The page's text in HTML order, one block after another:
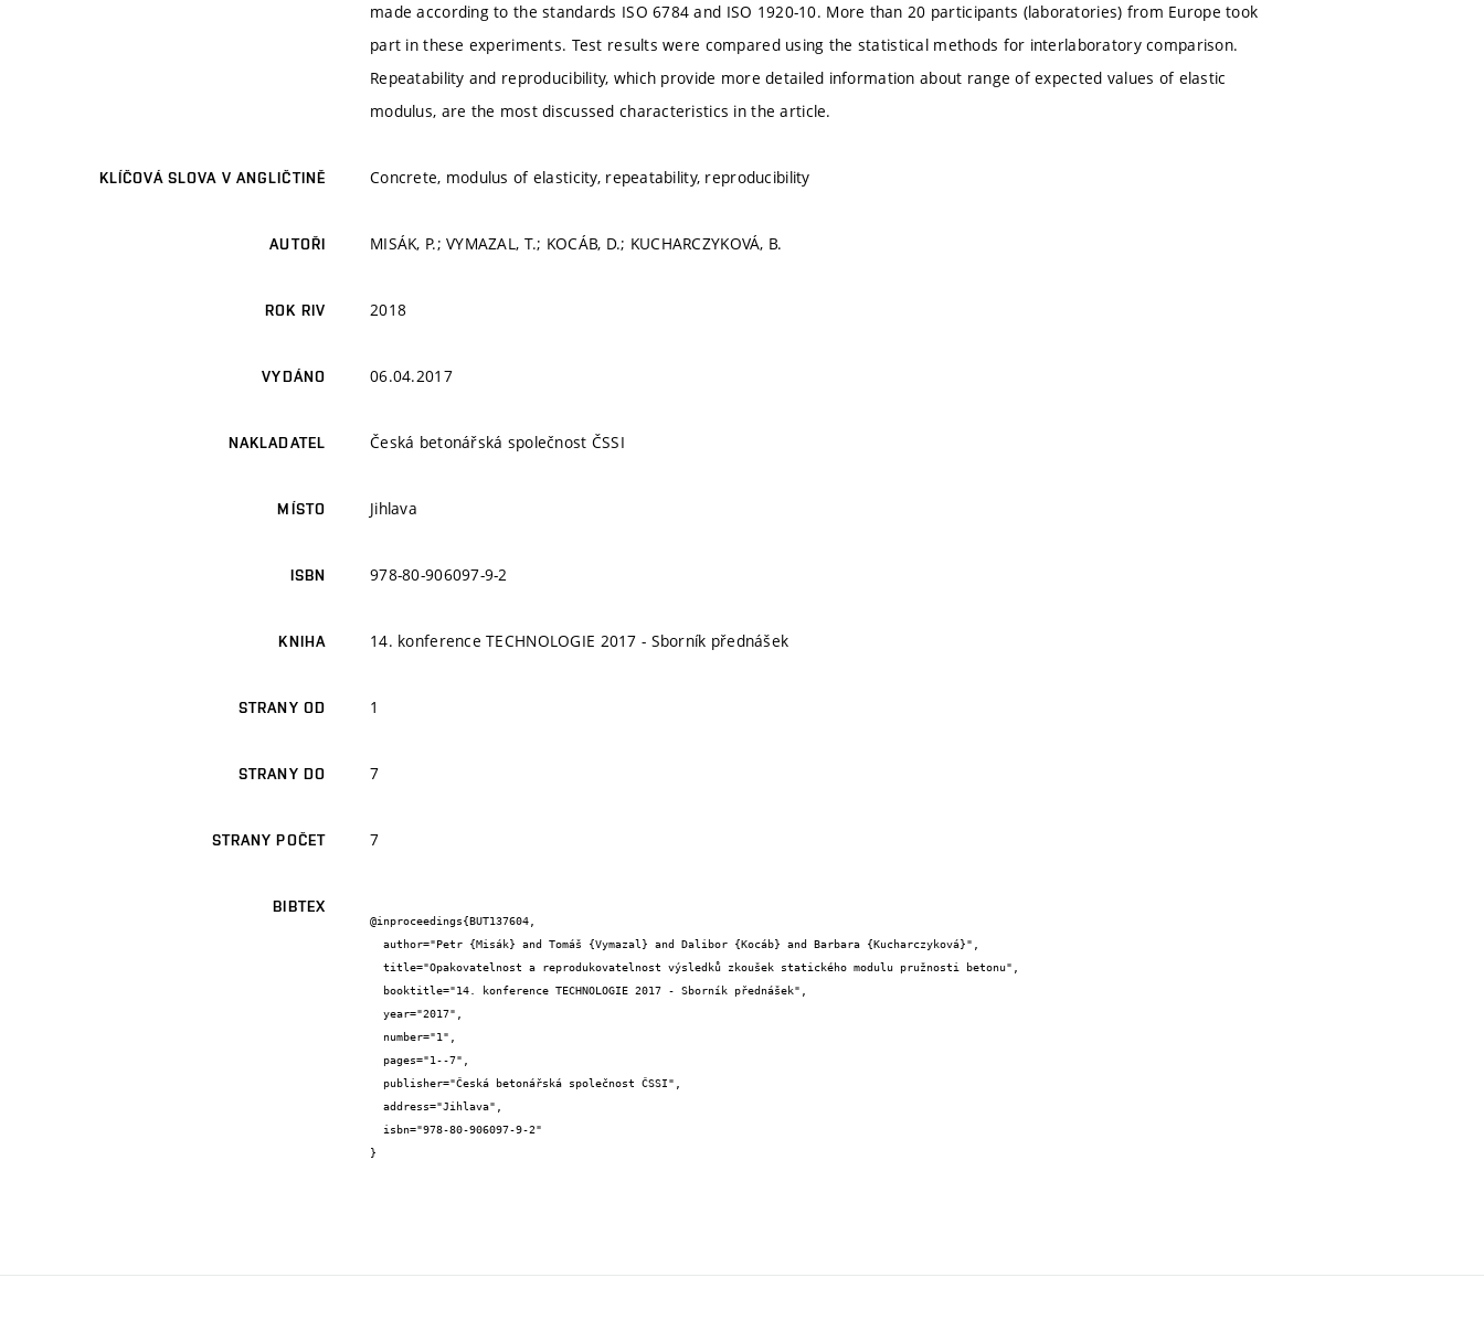
made according to the standards ISO 6784 and ISO 1920-10. More than 20 participants (laboratories) from Europe took
part in these experiments. Test results were compared using the statistical methods for interlaboratory comparison.
Repeatability and reproducibility, which provide more detailed information about range of expected values of elastic
modulus, are the most discussed characteristics in the article.
KLÍČOVÁ SLOVA V ANGLIČTINĚ Concrete, modulus of elasticity, repeatability, reproducibility
AUTOŘI MISÁK, P.; VYMAZAL, T.; KOCÁB, D.; KUCHARCZYKOVÁ, B.
ROK RIV 2018
VYDÁNO 06.04.2017
NAKLADATEL Česká betonářská společnost ČSSI
MÍSTO Jihlava
ISBN 978-80-906097-9-2
KNIHA 14. konference TECHNOLOGIE 2017 - Sborník přednášek
STRANY OD 1
STRANY DO 7
STRANY POČET 7
BIBTEX
@inproceedings{BUT137604,
}